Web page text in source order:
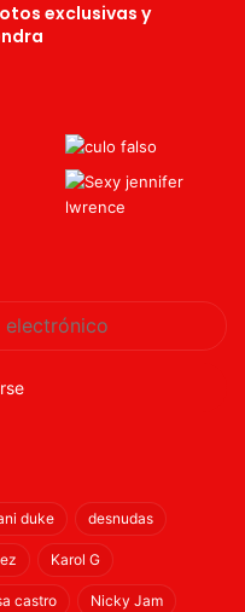
exclusivas y
duke desnudas
Karol G
castro Nicky Jam